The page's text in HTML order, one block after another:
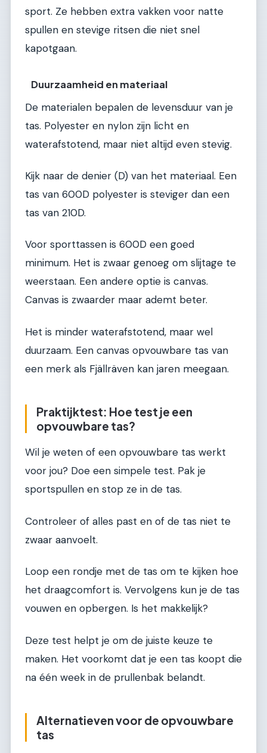
sport. Ze hebben extra vakken voor natte
spullen en stevige ritsen die niet snel
kapotgaan.
Duurzaamheid en materiaal
De materialen bepalen de levensduur van je
tas. Polyester en nylon zijn licht en
waterafstotend, maar niet altijd even stevig.
Kijk naar de denier (D) van het materiaal. Een
tas van 600D polyester is steviger dan een
tas van 210D.
Voor sporttassen is 600D een goed
minimum. Het is zwaar genoeg om slijtage te
weerstaan. Een andere optie is canvas.
Canvas is zwaarder maar ademt beter.
Het is minder waterafstotend, maar wel
duurzaam. Een canvas opvouwbare tas van
een merk als Fjällräven kan jaren meegaan.
Praktijktest: Hoe test je een
opvouwbare tas?
Wil je weten of een opvouwbare tas werkt
voor jou? Doe een simpele test. Pak je
sportspullen en stop ze in de tas.
Controleer of alles past en of de tas niet te
zwaar aanvoelt.
Loop een rondje met de tas om te kijken hoe
het draagcomfort is. Vervolgens kun je de tas
vouwen en opbergen. Is het makkelijk?
Deze test helpt je om de juiste keuze te
maken. Het voorkomt dat je een tas koopt die
na één week in de prullenbak belandt.
Alternatieven voor de opvouwbare
tas